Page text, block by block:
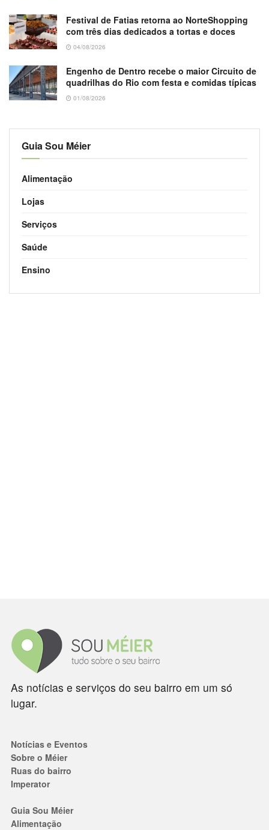
Festival de Fatias retorna ao NorteShopping
com três dias dedicados a tortas e doces
04/08/2026
Engenho de Dentro recebe o maior Circuito de
quadrilhas do Rio com festa e comidas típicas
01/08/2026
Guia Sou Méier
Alimentação
Lojas
Serviços
Saúde
Ensino
As notícias e serviços do seu bairro em um só
lugar.
Notícias e Eventos
Sobre o Méier
Ruas do bairro
Imperator
Guia Sou Méier
Alimentação